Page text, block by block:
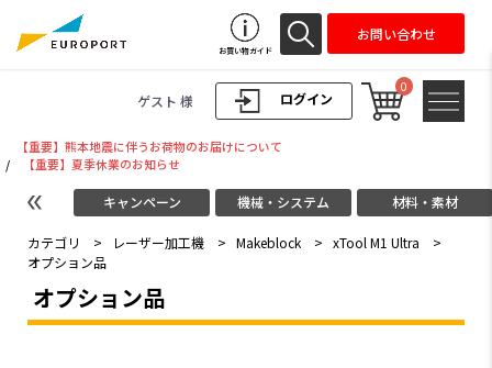
ログイン
ゲスト 様
0
お買い物ガイド
お問い合わせ
【重要】熊本地震に伴うお荷物のお届けについて
/
【重要】夏季休業のお知らせ
キャンペーン 機械・システム 材料・素材
カテゴリ > レーザー加工機 > Makeblock > xTool M1 Ultra
>
オプション品
オプション品